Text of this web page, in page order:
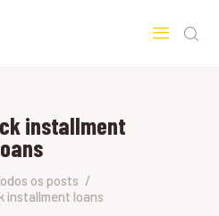
installment
os posts
installment loans